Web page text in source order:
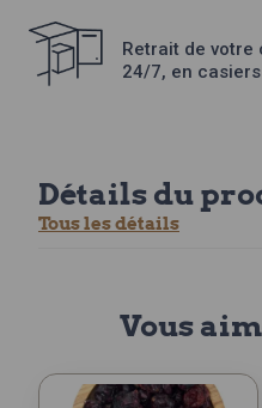
Retrait de votre
24/7, en
Détails du
Tous les détails
Vous